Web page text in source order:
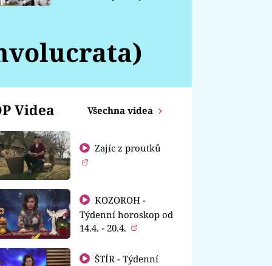
Videa Všechna videa
Zajíc z proutků
KOZOROH -
Týdenní horoskop od
14.4. - 20.4.
ŠTÍR - Týdenní